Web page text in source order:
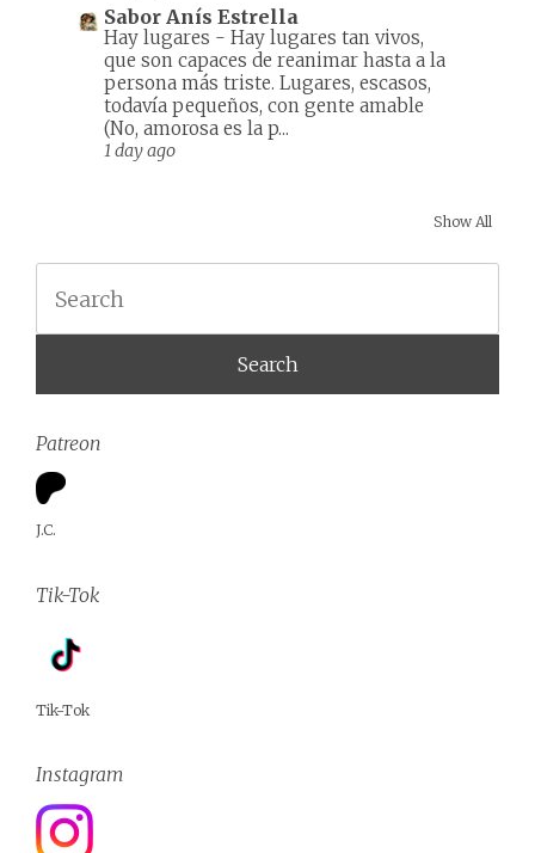
Sabor Anís Estrella
Hay lugares - Hay lugares tan vivos,
que son capaces de reanimar hasta a la
persona más triste. Lugares, escasos,
todavía pequeños, con gente amable
(No, amorosa es la p...
1 day ago
Show All
Patreon
J.C.
Tik-Tok
Tik-Tok
Instagram